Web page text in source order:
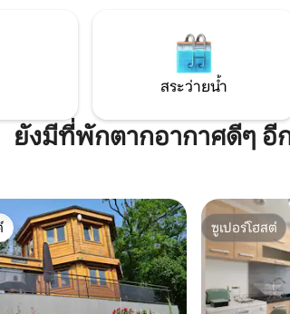
สระว่ายน้ำ
ยังมีที่พักตากอากาศดีๆ อี
ซูเปอร์โฮสต์
ซูเปอร์โฮสต์